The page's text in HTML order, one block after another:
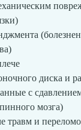
диска и
с
мозга)
травм и